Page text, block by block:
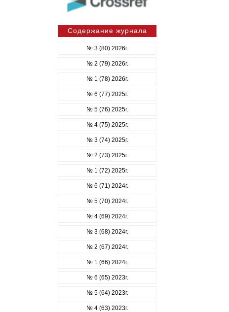
Содержание журнала
№ 3 (80) 2026г.
№ 2 (79) 2026г.
№ 1 (78) 2026г.
№ 6 (77) 2025г.
№ 5 (76) 2025г.
№ 4 (75) 2025г.
№ 3 (74) 2025г.
№ 2 (73) 2025г.
№ 1 (72) 2025г.
№ 6 (71) 2024г.
№ 5 (70) 2024г.
№ 4 (69) 2024г.
№ 3 (68) 2024г.
№ 2 (67) 2024г.
№ 1 (66) 2024г.
№ 6 (65) 2023г.
№ 5 (64) 2023г.
№ 4 (63) 2023г.